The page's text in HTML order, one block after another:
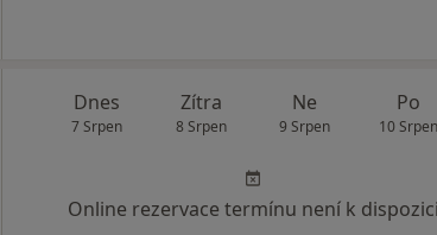
Dnes
7 Srpen
Zítra
8 Srpen
Ne
9 Srpen
Po
10 Srpen
Online rezervace termínu není k dispozici